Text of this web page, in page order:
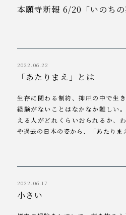
本願寺新報 6/20「いのちの
2022.06.22
「あたりまえ」とは
生存に関わる制約、抑圧の中で生
経験がないことはなかなか難しい
える人がどれくらいおられるか、
や過去の日本の姿から、「あたり
2022.06.17
小さい